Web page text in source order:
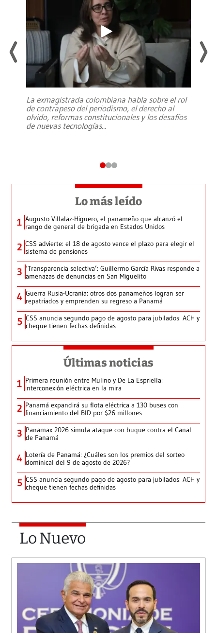
La exmagistrada colombiana habla sobre el rol
de contrapeso del periodismo, el derecho al
olvido, reformas constitucionales y los desafíos
de nuevas tecnologías...
Lo más leído
1 Augusto Villalaz-Higuero, el panameño que alcanzó el
rango de general de brigada en Estados Unidos
2 CSS advierte: el 18 de agosto vence el plazo para elegir el
sistema de pensiones
3 ‘Transparencia selectiva’: Guillermo García Rivas responde a
amenazas de denuncias en San Miguelito
4 Guerra Rusia-Ucrania: otros dos panameños logran ser
repatriados y emprenden su regreso a Panamá
5 CSS anuncia segundo pago de agosto para jubilados: ACH y
cheque tienen fechas definidas
Últimas noticias
1 Primera reunión entre Mulino y De La Espriella:
interconexión eléctrica en la mira
2 Panamá expandirá su flota eléctrica a 130 buses con
financiamiento del BID por $26 millones
3 Panamax 2026 simula ataque con buque contra el Canal
de Panamá
4 Lotería de Panamá: ¿Cuáles son los premios del sorteo
dominical del 9 de agosto de 2026?
5 CSS anuncia segundo pago de agosto para jubilados: ACH y
cheque tienen fechas definidas
Lo Nuevo